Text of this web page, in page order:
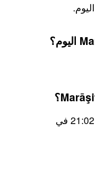
اليوم، العشاء (أو "صلاة الليل") تبدأ الساعة 21:02 في